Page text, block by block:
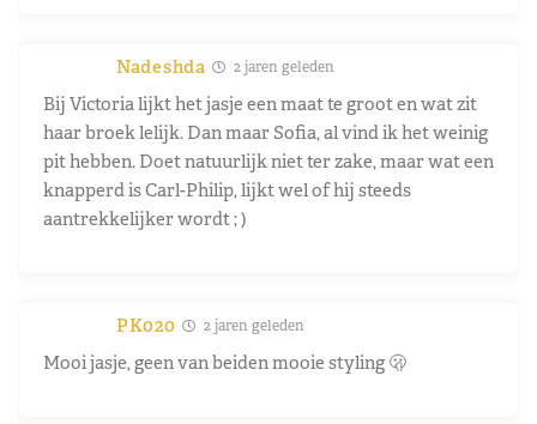
Nadeshda 2 jaren geleden
Bij Victoria lijkt het jasje een maat te groot en wat zit
haar broek lelijk. Dan maar Sofia, al vind ik het weinig
pit hebben. Doet natuurlijk niet ter zake, maar wat een
knapperd is Carl-Philip, lijkt wel of hij steeds
aantrekkelijker wordt ; )
PK020 2 jaren geleden
Mooi jasje, geen van beiden mooie styling 🫢